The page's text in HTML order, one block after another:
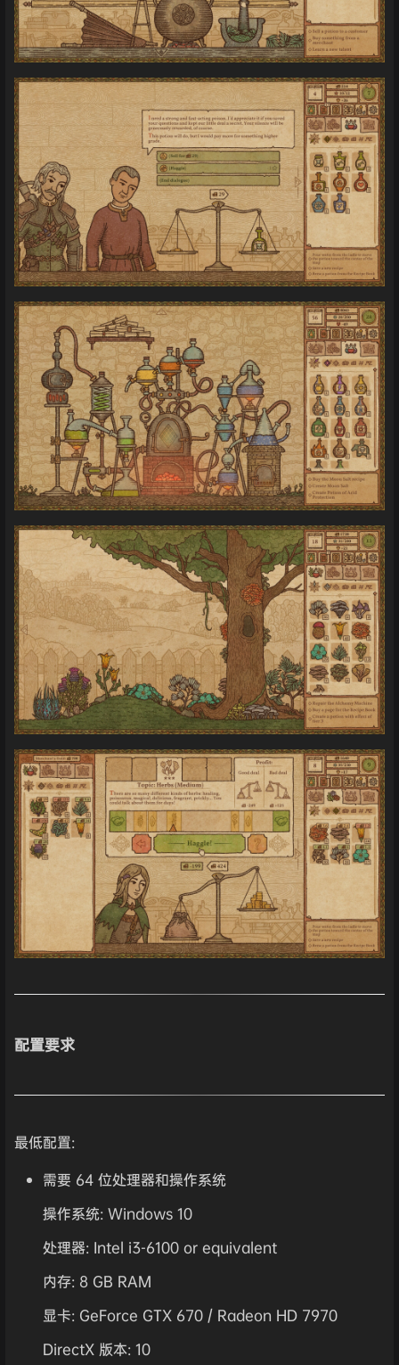
配置要求
最低配置:
需要 64 位处理器和操作系统
操作系统: Windows 10
处理器: Intel i3-6100 or equivalent
内存: 8 GB RAM
显卡: GeForce GTX 670 / Radeon HD 7970
DirectX 版本: 10